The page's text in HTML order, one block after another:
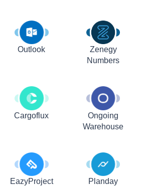
Outlook
Zenegy
Numbers
Cargoflux
Ongoing
Warehouse
EazyProject Planday